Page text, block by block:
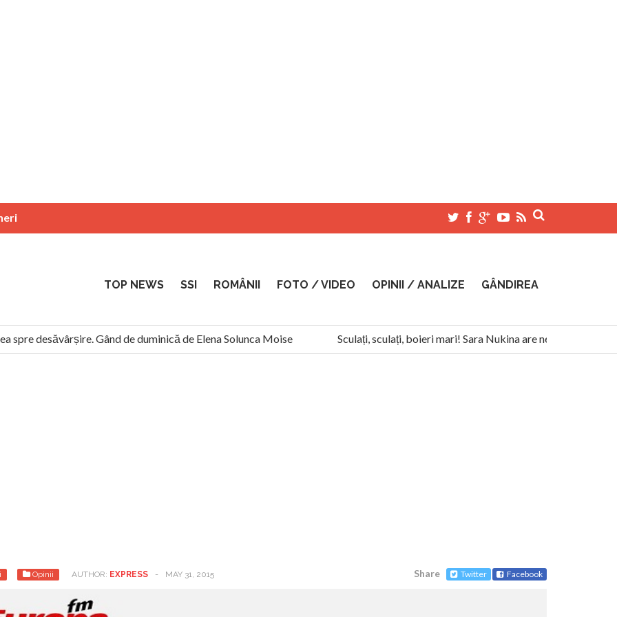
TOP NEWS SSI ROMÂNII FOTO / VIDEO OPINII / ANALIZE GÂNDIREA
desăvârșire. Gând de duminică de Elena Solunca Moise
Sculați, sculați, boieri mari! Sara Nukina are nevoie de ajutorul
“românii sunt slavi, nu latini”. Fostul agent ceaușist de la Humanitas militează pentru federalizarea României
Opinii AUTHOR: EXPRESS - MAY 31, 2015 Share Twitter Facebook